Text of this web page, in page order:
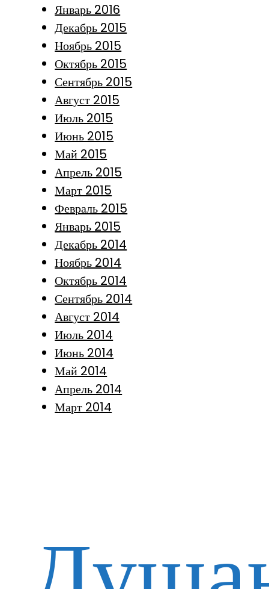
Январь 2016
Декабрь 2015
Ноябрь 2015
Октябрь 2015
Сентябрь 2015
Август 2015
Июль 2015
Июнь 2015
Май 2015
Апрель 2015
Март 2015
Февраль 2015
Январь 2015
Декабрь 2014
Ноябрь 2014
Октябрь 2014
Сентябрь 2014
Август 2014
Июль 2014
Июнь 2014
Май 2014
Апрель 2014
Март 2014